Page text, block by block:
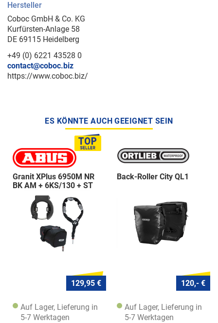
Hersteller
Coboc GmbH & Co. KG
Kurfürsten-Anlage 58
DE 69115 Heidelberg
+49 (0) 6221 43528 0
contact@coboc.biz
https://www.coboc.biz/
ES KÖNNTE AUCH GEEIGNET SEIN
Granit XPlus 6950M NR
BK AM + 6KS/130 + ST
129,95 €
Auf Lager, Lieferung in
5-7 Werktagen
Back-Roller City QL1
120,- €
Auf Lager, Lieferung in
5-7 Werktagen